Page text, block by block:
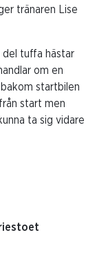
tränaren Lise
tuffa hästar
om en
startbilen
start men
ta sig vidare